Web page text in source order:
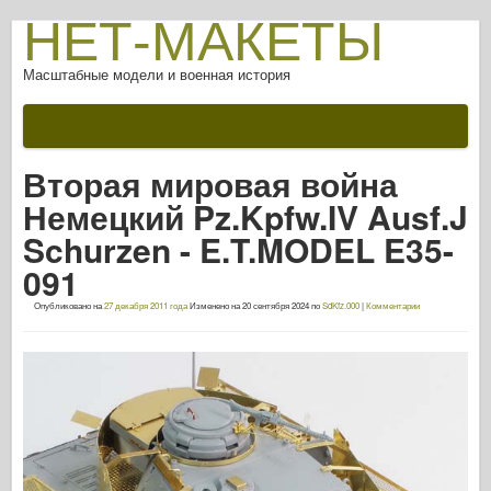
НЕТ-МАКЕТЫ
Масштабные модели и военная история
После битвы
Оружие AFV
Союзная ось
Броня ФотоГалерея
Новый авангард
Моделирование Osprey
Оспри Издательский
Вторая мировая война
Немецкий Pz.Kpfw.IV Ausf.J
Schurzen - E.T.MODEL E35-
091
Опубликовано на27 декабря 2011 годаИзменено на20 сентября 2024поSdKfz.000|Комментарии